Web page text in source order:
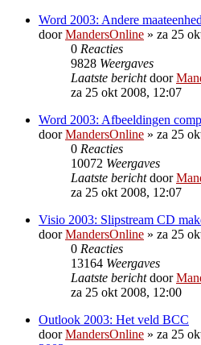
Word 2003: Andere
doorMandersOnline » za 25
0 Reacties
9828 Weergaves
Laatste berichtdoor
za 25 okt 2008, 12:07
Word 2003: Afbeeldingen
doorMandersOnline » za 25
0 Reacties
10072 Weergaves
Laatste berichtdoor
za 25 okt 2008, 12:07
Visio 2003: Slipstream CD
doorMandersOnline » za 25
0 Reacties
13164 Weergaves
Laatste berichtdoor
za 25 okt 2008, 12:00
Outlook 2003: Het veld BCC
doorMandersOnline » za 25